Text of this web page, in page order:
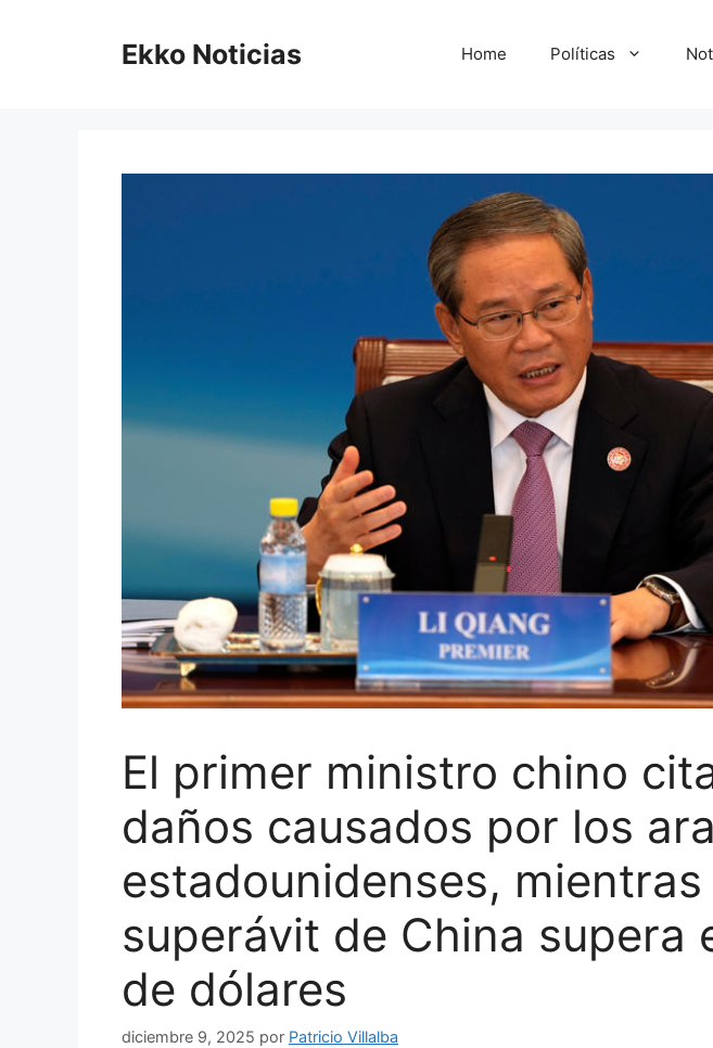
Ekko Noticias Home Políticas
El primer ministro chino
daños causados ​​por los
estadounidenses, mientras
superávit de China supera
de dólares
diciembre 9, 2025 por Patricio Villalba